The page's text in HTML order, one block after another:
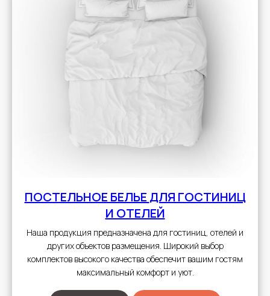
ПОСТЕЛЬНОЕ БЕЛЬЕ ДЛЯ ГОСТИНИЦ
И ОТЕЛЕЙ
Наша продукция предназначена для гостиниц, отелей и
других объектов размещения. Широкий выбор
комплектов высокого качества обеспечит вашим гостям
максимальный комфорт и уют.